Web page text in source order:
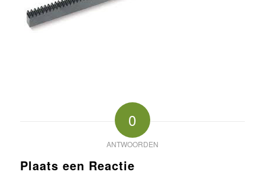
0
ANTWOORDEN
Plaats een Reactie